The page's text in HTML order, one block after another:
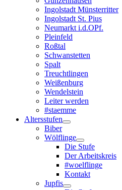
Ingolstadt Münsterritter
Ingolstadt St. Pius
Neumarkt i.d.OPf.
Pleinfeld
Roßtal
Schwanstetten
Spalt
Treuchtlingen
Weißenburg
Wendelstein
Leiter werden
#staemme
Altersstufen
Biber
Wölflinge
Die Stufe
Der Arbeitskreis
#woelflinge
Kontakt
Jupfis